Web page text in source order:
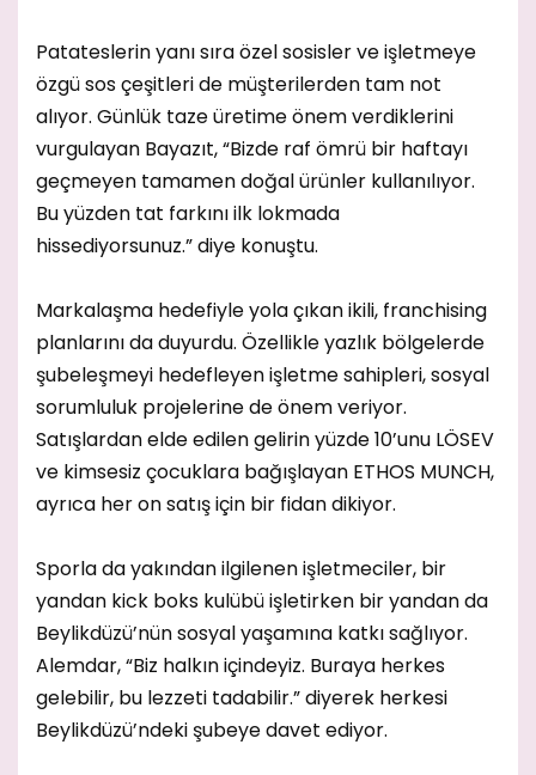
Patateslerin yanı sıra özel sosisler ve işletmeye
özgü sos çeşitleri de müşterilerden tam not
alıyor. Günlük taze üretime önem verdiklerini
vurgulayan Bayazıt, “Bizde raf ömrü bir haftayı
geçmeyen tamamen doğal ürünler kullanılıyor.
Bu yüzden tat farkını ilk lokmada
hissediyorsunuz.” diye konuştu.
Markalaşma hedefiyle yola çıkan ikili, franchising
planlarını da duyurdu. Özellikle yazlık bölgelerde
şubeleşmeyi hedefleyen işletme sahipleri, sosyal
sorumluluk projelerine de önem veriyor.
Satışlardan elde edilen gelirin yüzde 10’unu LÖSEV
ve kimsesiz çocuklara bağışlayan ETHOS MUNCH,
ayrıca her on satış için bir fidan dikiyor.
Sporla da yakından ilgilenen işletmeciler, bir
yandan kick boks kulübü işletirken bir yandan da
Beylikdüzü’nün sosyal yaşamına katkı sağlıyor.
Alemdar, “Biz halkın içindeyiz. Buraya herkes
gelebilir, bu lezzeti tadabilir.” diyerek herkesi
Beylikdüzü’ndeki şubeye davet ediyor.